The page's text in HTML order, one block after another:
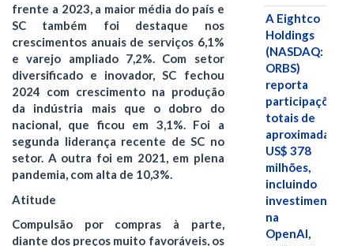
frente a 2023, a maior média do país e
SC também foi destaque nos
crescimentos anuais de serviços 6,1%
e varejo ampliado 7,2%. Com setor
diversificado e inovador, SC fechou
2024 com crescimento na produção
da indústria mais que o dobro do
nacional, que ficou em 3,1%. Foi a
segunda liderança recente de SC no
setor. A outra foi em 2021, em plena
pandemia, com alta de 10,3%.
Atitude
Compulsão por compras à parte,
diante dos preços muito favoráveis, os
A Eightco
Holdings
(NASDAQ:
ORBS)
reporta
participações
totais de
US$ 378
milhões,
incluindo
investimentos
na
OpenAI,